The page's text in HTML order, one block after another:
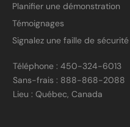
Planifier une démonstration
Témoignages
Signalez une faille de sécurité
Téléphone : 450-324-6013
Sans-frais : 888-868-2088
Lieu : Québec, Canada